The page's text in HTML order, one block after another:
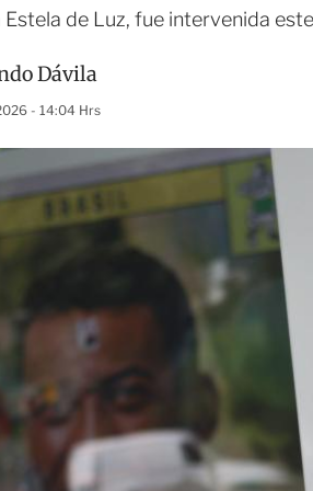
Estela de Luz, fue intervenida
Dávila
- 14:04 Hrs